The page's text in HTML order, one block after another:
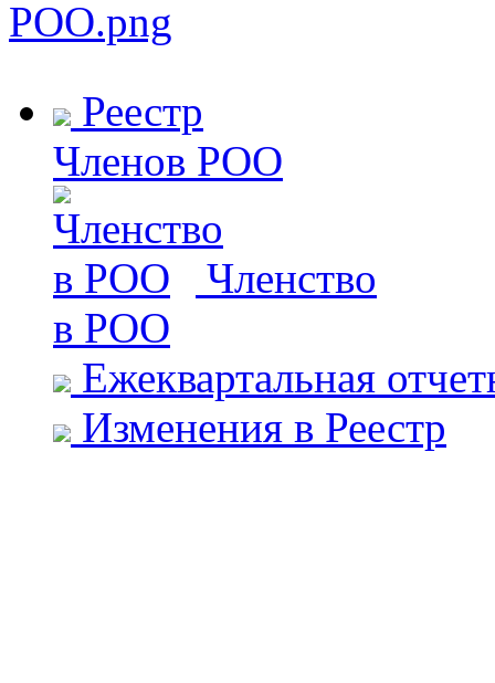
Реестр
Членов РОО
Членство
в РОО
Ежеквартальная
Изменения в Реестр